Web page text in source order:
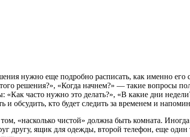
нужно еще подробно расписать, как именно его
решения?», «Когда начнем?» — такие вопросы
«Как часто нужно это делать?», «В какие дни
обсудить, кто будет следить за временем и
«насколько чистой» должна быть комната.
другу, ящик для одежды, второй телефон, еще